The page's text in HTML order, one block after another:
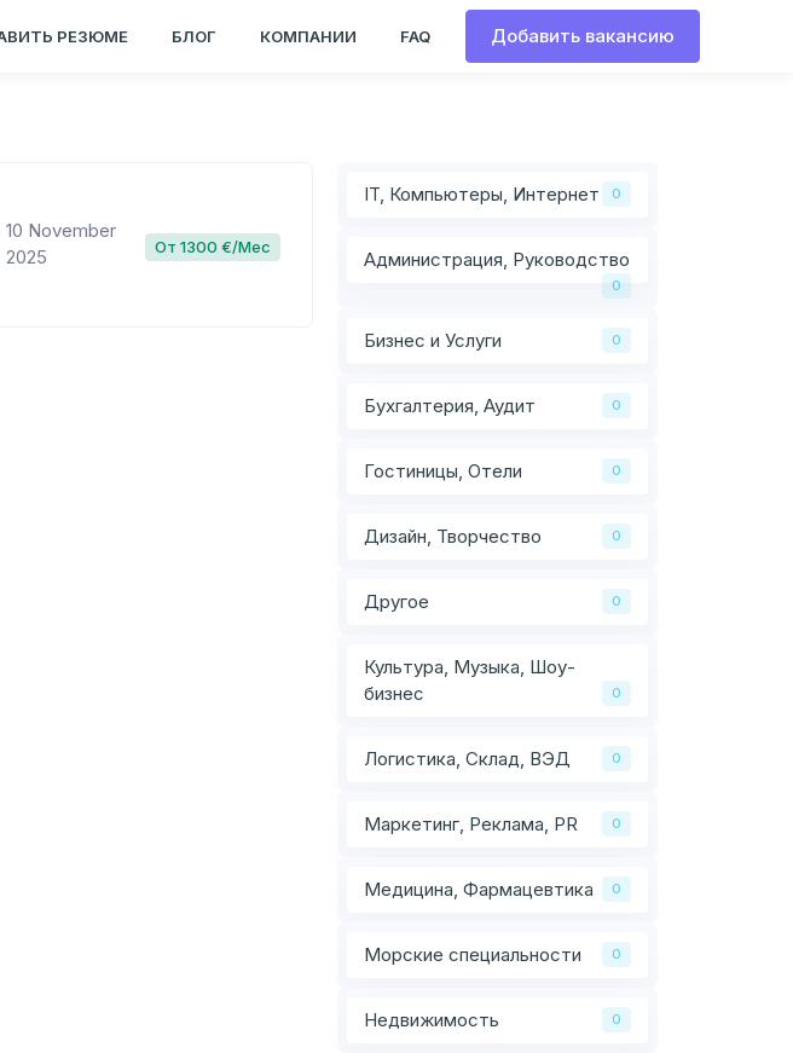
РЕЗЮМЕ БЛОГ КОМПАНИИ FAQ Добавить вакансию
10 November
2025
От 1300 €/Мес
IT, Компьютеры, Интернет 0
Администрация, Руководство
0
Бизнес и Услуги 0
Бухгалтерия, Аудит 0
Гостиницы, Отели 0
Дизайн, Творчество 0
Другое 0
Культура, Музыка, Шоу-
бизнес
0
Логистика, Склад, ВЭД 0
Маркетинг, Реклама, PR 0
Медицина, Фармацевтика 0
Морские специальности 0
Недвижимость 0